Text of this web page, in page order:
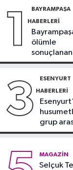
1 BAYRAMPAŞA
HABERLERI
ölümle
Sürücü
3 ESENYURT
HABERLERI
grup
silahlı
MAGAZIN
Selçuk